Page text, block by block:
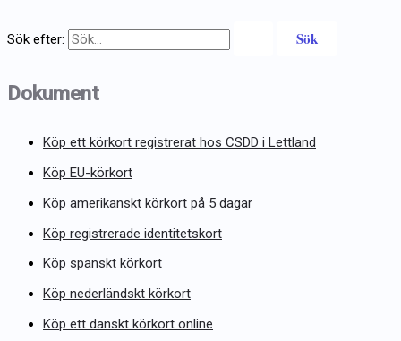
Sök efter:
Dokument
Köp ett körkort registrerat hos CSDD i Lettland
Köp EU-körkort
Köp amerikanskt körkort på 5 dagar
Köp registrerade identitetskort
Köp spanskt körkort
Köp nederländskt körkort
Köp ett danskt körkort online